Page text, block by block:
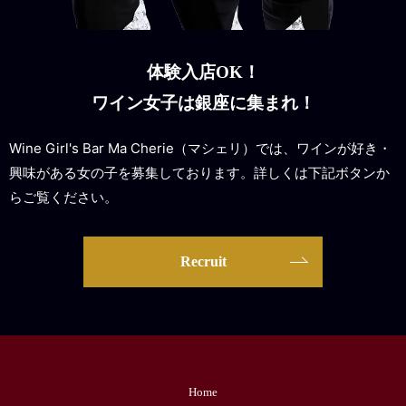
体験入店OK！
ワイン女子は銀座に集まれ！
Wine Girl's Bar Ma Cherie（マシェリ）では、ワインが好き・
興味がある女の子を募集しております。詳しくは下記ボタンか
らご覧ください。
Recruit
Home